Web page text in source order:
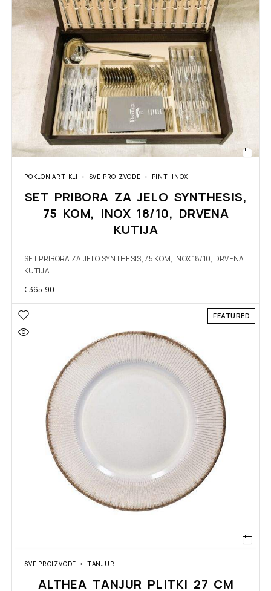
POKLON ARTIKLI SVE PROIZVODE PINTI INOX
SET PRIBORA ZA JELO SYNTHESIS,
75 KOM, INOX 18/10, DRVENA
KUTIJA
SET PRIBORA ZA JELO SYNTHESIS, 75 KOM, INOX 18/10, DRVENA
KUTIJA
€365.90
FEATURED
SVE PROIZVODE TANJURI
ALTHEA TANJUR PLITKI 27 CM